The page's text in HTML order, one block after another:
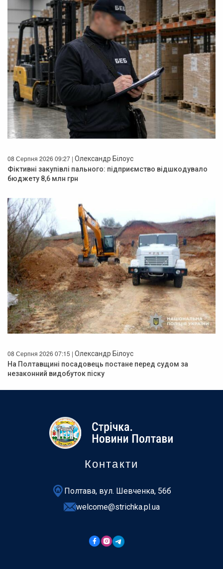
08 Серпня 2026 09:27 | Олександр Білоус
Фіктивні закупівлі пального: підприємство відшкодувало
бюджету 8,6 млн грн
08 Серпня 2026 07:15 | Олександр Білоус
На Полтавщині посадовець постане перед судом за
незаконний видобуток піску
Контакти
Полтава, вул. Шевченка, 56б
welcome@strichka.pl.ua